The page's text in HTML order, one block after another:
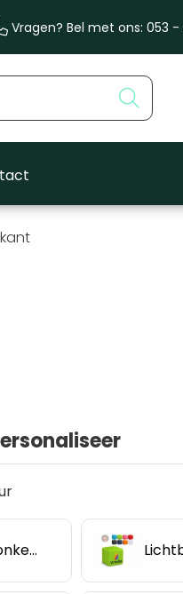
Vragen? Bel met ons: 053 -
Donkerblauw